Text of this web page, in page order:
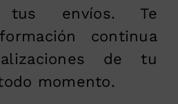
envíos. Te
continua
de tu
momento.